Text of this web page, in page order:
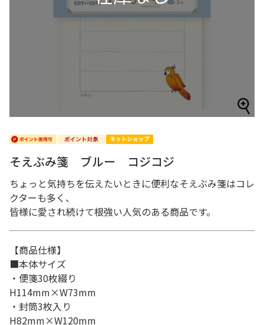
そえぶみ箋 ブルー コジコジ
ちょっと気持ちを伝えたいときに便利なそえぶみ箋はコレ
クターも多く、
皆様に愛され続けて根強い人気のある商品です。
【商品仕様】
■本体サイズ
・便箋30枚綴り
H114mm×W73mm
・封筒3枚入り
H82mm×W120mm